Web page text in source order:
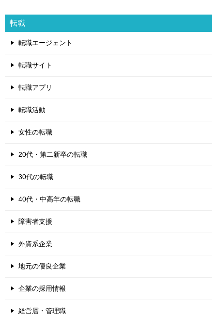
転職
転職エージェント
転職サイト
転職アプリ
転職活動
女性の転職
20代・第二新卒の転職
30代の転職
40代・中高年の転職
障害者支援
外資系企業
地元の優良企業
企業の採用情報
経営層・管理職